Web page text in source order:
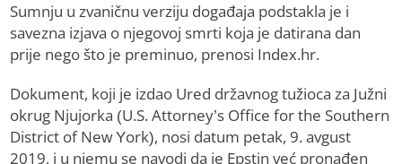
Sumnju u zvaničnu verziju događaja podstakla je i
savezna izjava o njegovoj smrti koja je datirana dan
prije nego što je preminuo, prenosi Index.hr.
Dokument, koji je izdao Ured državnog tužioca za Južni
okrug Njujorka (U.S. Attorney’s Office for the Southern
District of New York), nosi datum petak, 9. avgust
2019, i u njemu se navodi da je Epstin već pronađen